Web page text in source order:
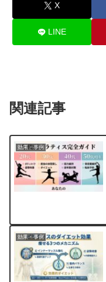
X
LINE
関連記事
効果・事例
効果・事例